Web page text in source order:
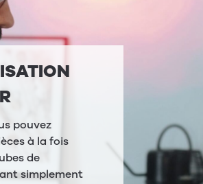
« ALEXA, J'AI FROID. »
Grâce à RIKA VOICE, les pôeles RIKA